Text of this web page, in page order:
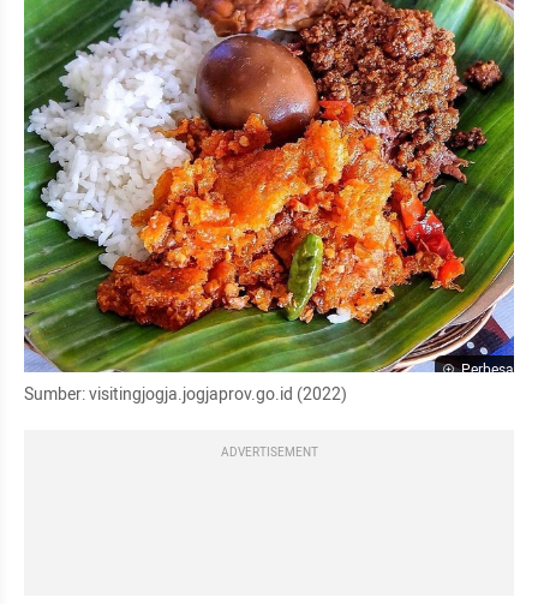
Perbesar
Sumber: visitingjogja.jogjaprov.go.id (2022)
ADVERTISEMENT